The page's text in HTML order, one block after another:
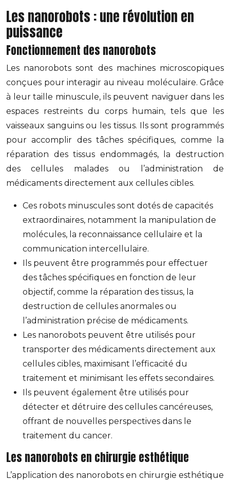
Les nanorobots : une révolution en
puissance
Fonctionnement des nanorobots
Les nanorobots sont des machines microscopiques
conçues pour interagir au niveau moléculaire. Grâce
à leur taille minuscule, ils peuvent naviguer dans les
espaces restreints du corps humain, tels que les
vaisseaux sanguins ou les tissus. Ils sont programmés
pour accomplir des tâches spécifiques, comme la
réparation des tissus endommagés, la destruction
des cellules malades ou l’administration de
médicaments directement aux cellules cibles.
Ces robots minuscules sont dotés de capacités
extraordinaires, notamment la manipulation de
molécules, la reconnaissance cellulaire et la
communication intercellulaire.
Ils peuvent être programmés pour effectuer
des tâches spécifiques en fonction de leur
objectif, comme la réparation des tissus, la
destruction de cellules anormales ou
l’administration précise de médicaments.
Les nanorobots peuvent être utilisés pour
transporter des médicaments directement aux
cellules cibles, maximisant l’efficacité du
traitement et minimisant les effets secondaires.
Ils peuvent également être utilisés pour
détecter et détruire des cellules cancéreuses,
offrant de nouvelles perspectives dans le
traitement du cancer.
Les nanorobots en chirurgie esthétique
L’application des nanorobots en chirurgie esthétique